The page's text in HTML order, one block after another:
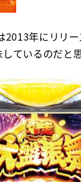
2013年にリリ
ているのだと思